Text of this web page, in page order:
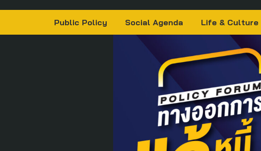
Public Policy Social Agenda Life & Culture